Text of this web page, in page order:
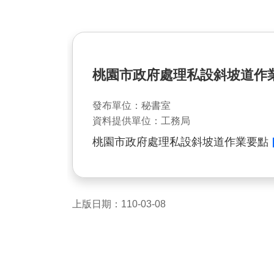
桃園市政府處理私設斜坡道作
發布單位：秘書室
資料提供單位：工務局
桃園市政府處理私設斜坡道作業要點
上版日期：110-03-08